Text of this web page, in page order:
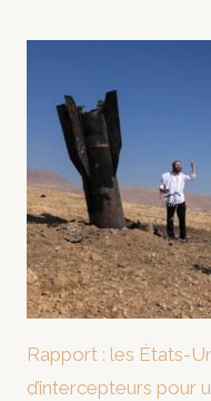
Rapport : les États-
d’intercepteurs pour